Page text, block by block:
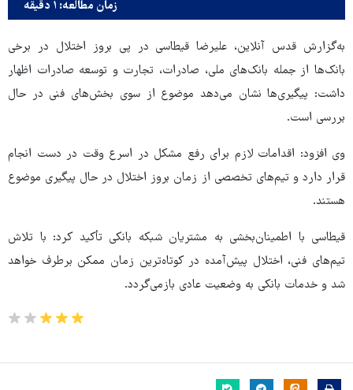
زمان مطالعه: ۱ دقیقه
به‌گزارش قدس آنلاین، علیرضا قیطاسی در پی بروز اختلال در برخی
بانک‌ها از جمله بانک‌های ملی، صادرات، تجارت و توسعه صادرات اظهار
داشت: پیگیری‌ها نشان می‌دهد موضوع از سوی بخش‌های فنی در حال
بررسی است.
وی افزود: اقدامات لازم برای رفع مشکل در اسرع وقت در دست انجام
قرار دارد و تیم‌های تخصصی از زمان بروز اختلال در حال پیگیری موضوع
هستند.
قیطاسی با اطمینان‌بخشی به مشتریان شبکه بانکی تأکید کرد: با تلاش
تیم‌های فنی، اختلال پیش‌آمده در کوتاه‌ترین زمان ممکن برطرف خواهد
شد و خدمات بانکی به وضعیت عادی بازمی‌گردد.